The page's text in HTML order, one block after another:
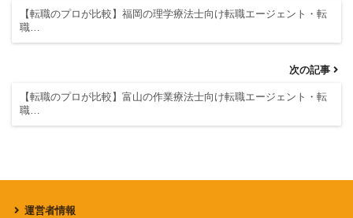
【転職のプロが比較】福岡の理学療法士向け転職エージェント・転
職…
次の記事
【転職のプロが比較】富山の作業療法士向け転職エージェント・転
職…
運営者情報